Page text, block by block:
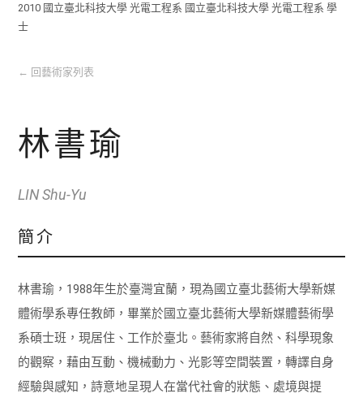
2010 國立臺北科技大學 光電工程系 國立臺北科技大學 光電工程系 學
士
← 回藝術家列表
林書瑜
LIN Shu-Yu
簡介
林書瑜，1988年生於臺灣宜蘭，現為國立臺北藝術大學新媒
體術學系專任教師，畢業於國立臺北藝術大學新媒體藝術學
系碩士班，現居住、工作於臺北。藝術家將自然、科學現象
的觀察，藉由互動、機械動力、光影等空間裝置，轉譯自身
經驗與感知，詩意地呈現人在當代社會的狀態、處境與提